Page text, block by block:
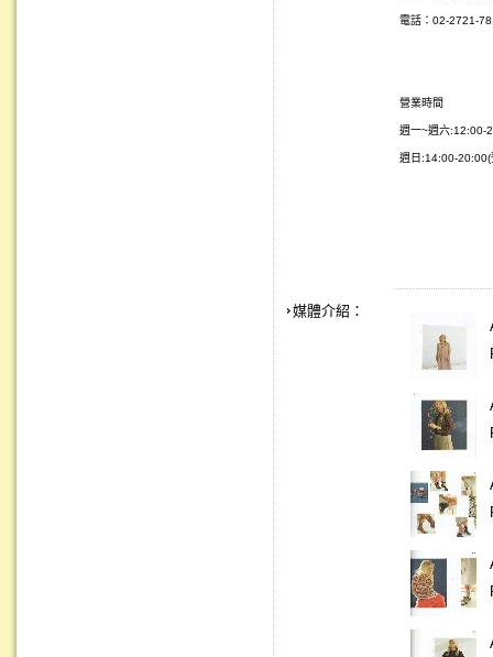
電話：02-2721-
營業時間
週一~週六:12:00-
週日:14:00-20:00(
媒體介紹：